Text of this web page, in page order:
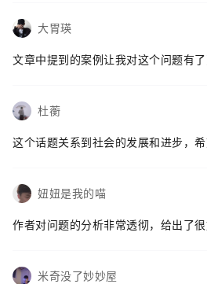
大胃瑛
文章中提到的案例让我对这个问题有了
杜蘅
这个话题关系到社会的发展和进步，希
妞妞是我的喵
作者对问题的分析非常透彻，给出了很
米奇没了妙妙屋